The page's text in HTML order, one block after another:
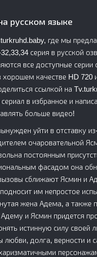
русском языке
где мы
серия в русской
все доступные серии
качестве HD 720
ссылкой на
в избранное и
больше видео!
уйти в отставку
очаровательной
постоянным
фасадом она
сближают Ясмин и
им непростое
жена Адема, а также
и Ясмин придется
истинную силу своей
любви, долга, верности и